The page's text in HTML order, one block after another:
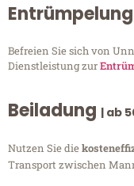
Entrümpelung
Befreien Sie sich von
Dienstleistung zur
Beiladung | ab
Nutzen Sie die
Transport zwischen